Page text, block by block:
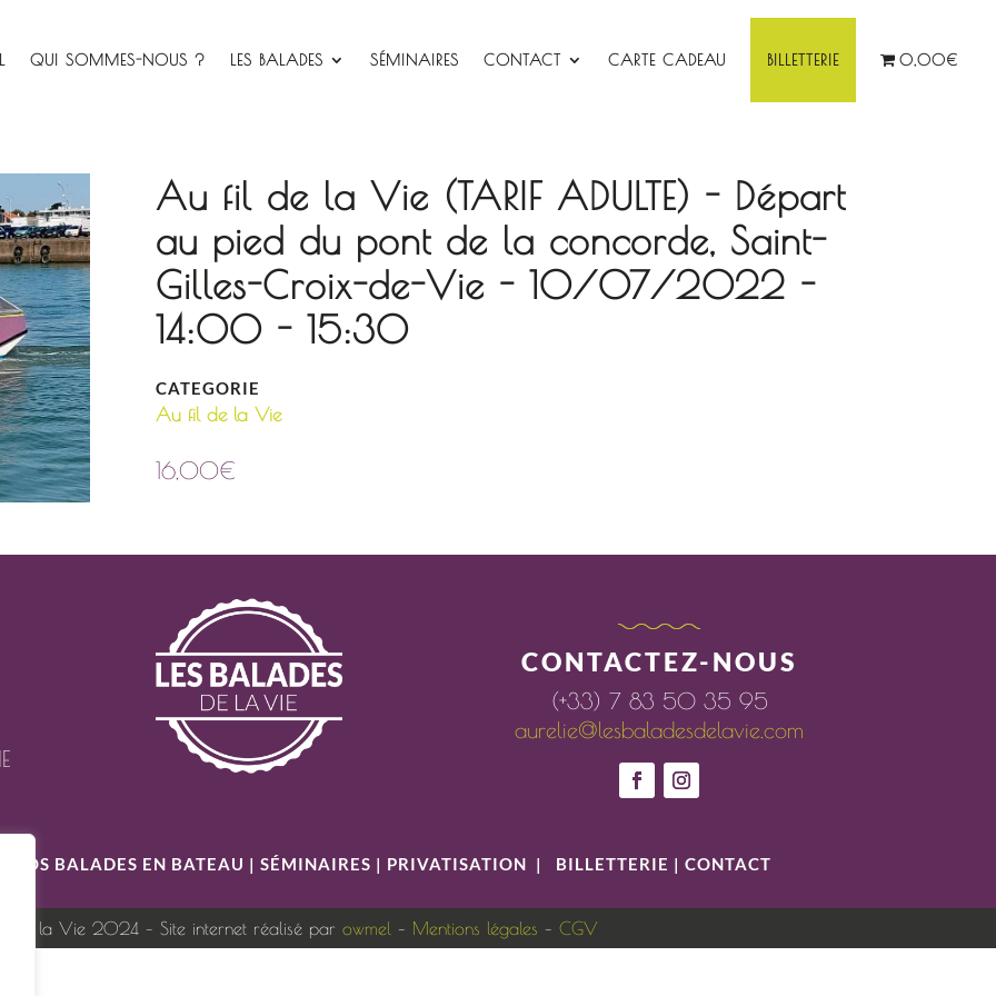
QUI SOMMES-NOUS ? LES BALADES SÉMINAIRES CONTACT CARTE CADEAU BILLETTERIE 0,00€
Au fil de la Vie (TARIF ADULTE) - Départ
au pied du pont de la concorde, Saint-
Gilles-Croix-de-Vie - 10/07/2022 -
14:00 - 15:30
CATEGORIE
Au fil de la Vie
16,00€
CONTACTEZ-NOUS
(+33) 7 83 50 35 95
aurelie@lesbaladesdelavie.com
NOS BALADES EN BATEAU | SÉMINAIRES | PRIVATISATION | BILLETTERIE | CONTACT
de la Vie 2024 – Site internet réalisé par owmel – Mentions légales – CGV